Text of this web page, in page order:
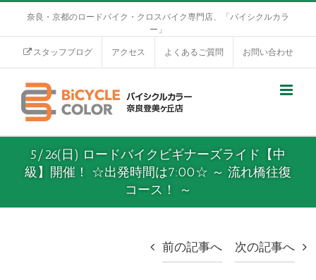
奈良・京都のロードバイク・クロスバイク専門店、「バイシクルカラ
ー」
スタッフブログ アクセス よくあるご質問 お問い合わせ
5/26(日) ロードバイクビギナーズライド【中
級】開催！ ☆出発時間は7:00☆ ～ 流れ橋往復
コース！ ～
前の記事へ 次の記事へ